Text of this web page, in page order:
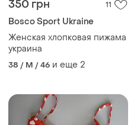
350 грн 11
Bosco Sport Ukraine
Женская хлопковая пижама
украина
38 / M / 46 и еще 2